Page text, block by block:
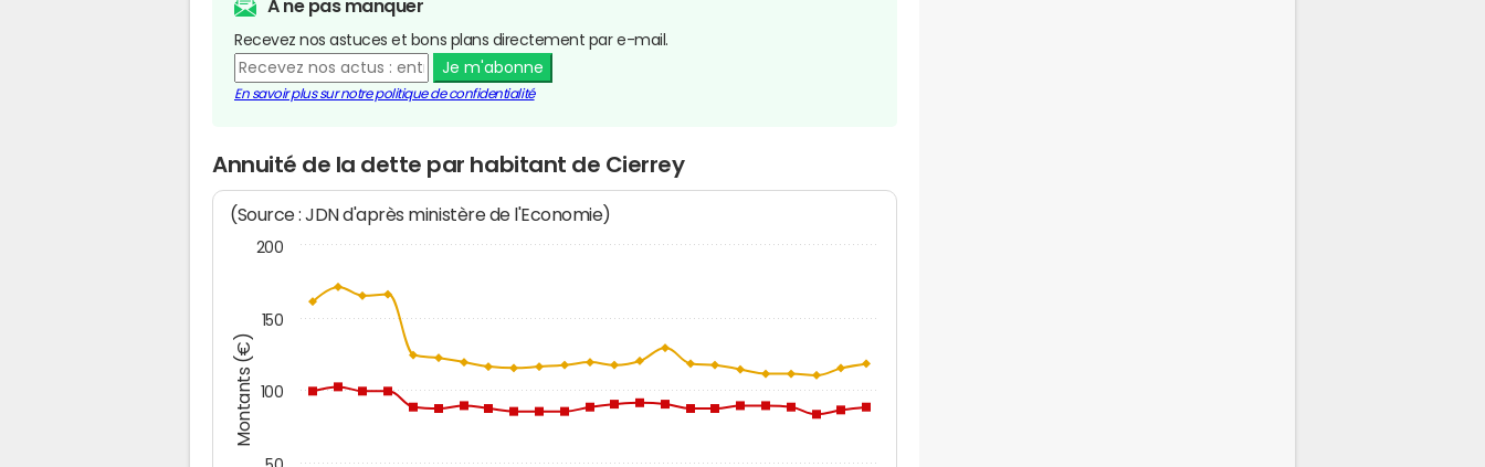
A ne pas manquer
Recevez nos astuces et bons plans directement par e-mail.
Je m'abonne
En savoir plus sur notre politique de confidentialité
Annuité de la dette par habitant de Cierrey
Montants (€)
(Source : JDN d'après ministère de l'Economie)
100
150
200